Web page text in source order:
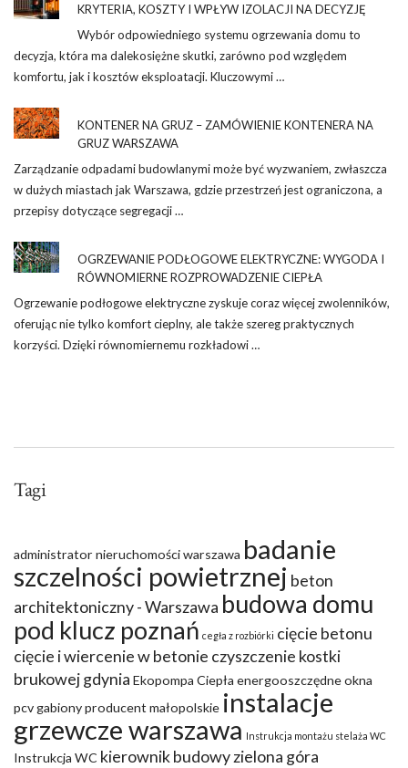
KRYTERIA, KOSZTY I WPŁYW IZOLACJI NA DECYZJĘ
Wybór odpowiedniego systemu ogrzewania domu to
decyzja, która ma dalekosiężne skutki, zarówno pod względem
komfortu, jak i kosztów eksploatacji. Kluczowymi …
KONTENER NA GRUZ – ZAMÓWIENIE KONTENERA NA
GRUZ WARSZAWA
Zarządzanie odpadami budowlanymi może być wyzwaniem, zwłaszcza
w dużych miastach jak Warszawa, gdzie przestrzeń jest ograniczona, a
przepisy dotyczące segregacji …
OGRZEWANIE PODŁOGOWE ELEKTRYCZNE: WYGODA I
RÓWNOMIERNE ROZPROWADZENIE CIEPŁA
Ogrzewanie podłogowe elektryczne zyskuje coraz więcej zwolenników,
oferując nie tylko komfort cieplny, ale także szereg praktycznych
korzyści. Dzięki równomiernemu rozkładowi …
Tagi
administrator nieruchomości warszawa badanie
szczelności powietrznej beton
architektoniczny - Warszawa budowa domu
pod klucz poznań cegła z rozbiórki cięcie betonu
cięcie i wiercenie w betonie czyszczenie kostki
brukowej gdynia Ekopompa Ciepła energooszczędne okna
pcvgabiony producent małopolskie instalacje
grzewcze warszawa Instrukcja montażu stelaża WC
Instrukcja WC kierownik budowy zielona góra